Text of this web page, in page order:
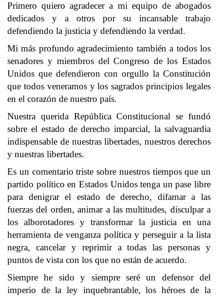
Primero quiero agradecer a mi equipo de abogados
dedicados y a otros por su incansable trabajo
defendiendo la justicia y defendiendo la verdad.
Mi más profundo agradecimiento también a todos los
senadores y miembros del Congreso de los Estados
Unidos que defendieron con orgullo la Constitución
que todos veneramos y los sagrados principios legales
en el corazón de nuestro país.
Nuestra querida República Constitucional se fundó
sobre el estado de derecho imparcial, la salvaguardia
indispensable de nuestras libertades, nuestros derechos
y nuestras libertades.
Es un comentario triste sobre nuestros tiempos que un
partido político en Estados Unidos tenga un pase libre
para denigrar el estado de derecho, difamar a las
fuerzas del orden, animar a las multitudes, disculpar a
los alborotadores y transformar la justicia en una
herramienta de venganza política y perseguir a la lista
negra, cancelar y reprimir a todas las personas y
puntos de vista con los que no están de acuerdo.
Siempre he sido y siempre seré un defensor del
imperio de la ley inquebrantable, los héroes de la